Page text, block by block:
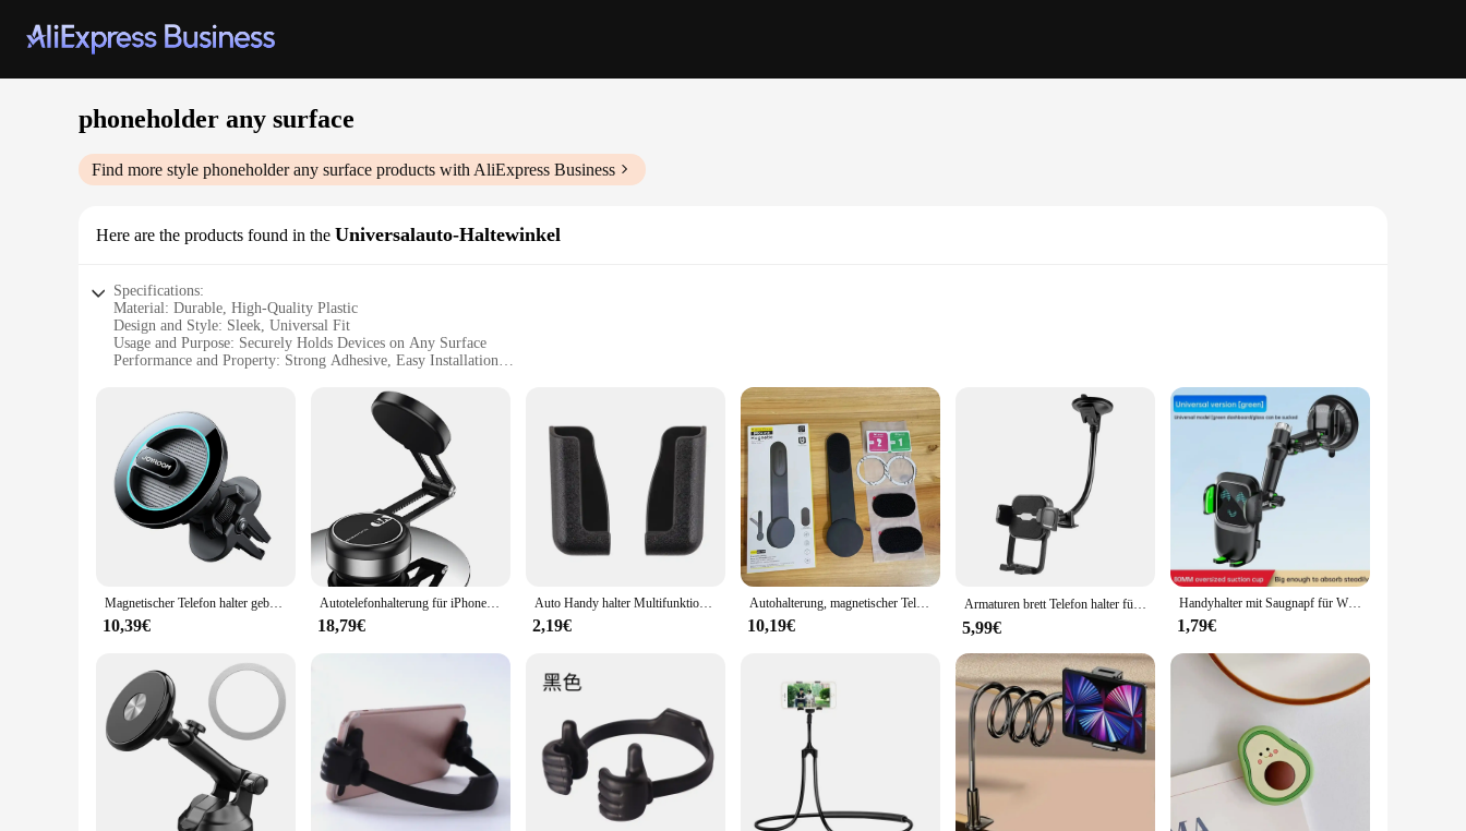
phoneholder any surface
Find more style phoneholder any surface products with AliExpress Business
Here are the products found in the Universalauto-Haltewinkel
Specifications:
Material: Durable, High-Quality Plastic
Design and Style: Sleek, Universal Fit
Usage and Purpose: Securely Holds Devices on Any Surface
Performance and Property: Strong Adhesive, Easy Installation
Quantity: Available in Sets for Bulk Purchases
Features:
**Versatile Mounting Solution**
The phoneholder any surface Universalauto-Haltewinkel is a versatile accessory designed to keep your devices secure and within reach. Whether you're in your car, at home, or on the go, this
phoneholder offers a stable and convenient solution for mounting your smartphone, tablet, or any other device. Its sleek design and universal fit make it a stylish addition to any space, while its robust
construction ensures your device stays safely in place.
**Installation Simplicity**
Installation is a breeze with this phoneholder any surface. The strong adhesive backing allows for easy application on a variety of surfaces, including glass, plastic, and metal. This means you can
mount your device on your dashboard, desk, or any flat surface without the need for additional tools or hardware. The phoneholder's lightweight design ensures it won't damage your surfaces, making
it a reliable choice for both personal and professional use.
**Ideal for Wholesale and Bulk Purchases**
This phoneholder is not just a single accessory but a set, making it an ideal choice for wholesale and bulk purchases. Whether you're a vendor, supplier, or simply looking to purchase in sets, this
phoneholder offers great value for money. Its universal design ensures compatibility with a wide range of devices, making it a practical choice for both personal and commercial use. With its robust
construction and easy installation, this phoneholder is a practical and stylish addition to any space.
Magnetischer Telefon halter gebogene Oberfläche Armaturen brett Telefon Auto Unterstützung flexible Magnet Telefon halterung stabil für iPhone Xiaomi Samsung
10,39€
Autotelefonhalterung für iPhone 16 15 14 13 12 Pro Max Plus Mini 360 ° Verstellbare Kfz-Halterung für Auto/Spiegel/glatte Oberfläche
18,79€
Auto Handy halter Multifunktions-Handy halterung Leichtigkeit Portabilität kein Platz belegen Stand Auto Interieur Zubehör
2,19€
Autohalterung, magnetischer Telefonhalter, Navigation, universeller 90-Grad-biegsamer schwimmender Bildschirm, Anti-Vibration, für alle Automodelle
10,19€
Armaturen brett Telefon halter für Car【 360 ° breiteste Ansicht 】 11in flexibler langer Arm, universeller Freis prec heinrich tung Auto Windschutz scheibe Sauger halterung
5,99€
Handyhalter mit Saugnapf für Windschutzscheibe/Armaturenbrett/Fenster, universelle Auto-Handyhalterung mit Saugnapf und klebrigem Gel-Pad, kompatibel
1,79€